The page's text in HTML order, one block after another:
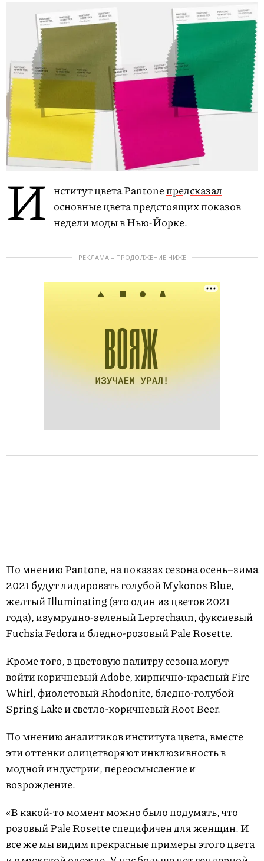
И нститут цвета Pantoneпредсказал
основные цвета предстоящих показов
недели моды в Нью-Йорке.
РЕКЛАМА – ПРОДОЛЖЕНИЕ НИЖЕ
По мнению Pantone, на показах сезона осень–зима
2021 будут лидировать голубой Mykonos Blue,
желтый Illuminating (это один изцветов 2021
года), изумрудно-зеленый Leprechaun, фуксиевый
Fuchsia Fedora и бледно-розовый Pale Rosette.
Кроме того, в цветовую палитру сезона могут
войти коричневый Adobe, кирпично-красный Fire
Whirl, фиолетовый Rhodonite, бледно-голубой
Spring Lake и светло-коричневый Root Beer.
По мнению аналитиков института цвета, вместе
эти оттенки олицетворяют инклюзивность в
модной индустрии, переосмысление и
возрождение.
«В какой-то момент можно было подумать, что
розовый Pale Rosette специфичен для женщин. И
все же мы видим прекрасные примеры этого цвета